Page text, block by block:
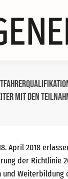
mit den
April 2018
der Richtlinie
und Weiterbildung